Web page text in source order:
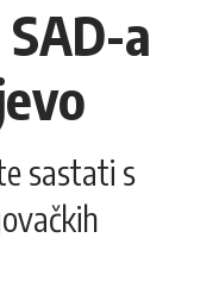
a
sastati s